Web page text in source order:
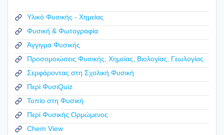
Υλικό Φυσικής - Χημείας
Φυσική & Φωτογραφία
Άγγιγμα Φυσικής
Προσομοιώσεις Φυσικής, Χημείας, Βιολογίας, Γεωλογίας
Σερφάροντας στη Σχολική Φυσική
Περί ΦυσιQuiz
Τοπίο στη Φυσική
Περί Φυσικής Ορμώμενος
Chem View